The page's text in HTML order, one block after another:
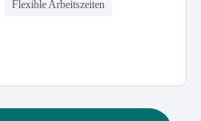
Flexible Arbeitszeiten